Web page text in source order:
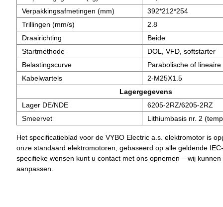
Verpakkingsafmetingen (mm)
392*212*254
Trillingen (mm/s)
2.8
Draairichting
Beide
Startmethode
DOL, VFD, softstarter
Belastingscurve
Parabolische of
Kabelwartels
2-M25X1.5
Lagergegevens
Lager DE/NDE
6205-2RZ/6205-2RZ
Smeervet
Lithiumbasis nr. 2
Het specificatieblad voor de VYBO Electric a.s. elektromotor is
onze standaard elektromotoren, gebaseerd op alle geldende
specifieke wensen kunt u contact met ons opnemen – wij
aanpassen.